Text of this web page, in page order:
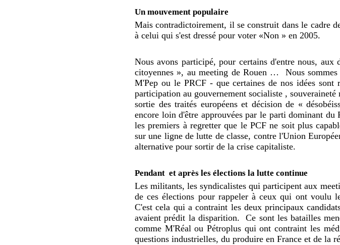
Un mouvement populaire
Mais contradictoirement, il se construit dans le cadre
à celui qui s'est dressé pour voter «Non » en 2005.
Nous avons participé, pour certains d'entre nous, aux
citoyennes », au meeting de Rouen …
Nous
M'Pep ou le PRCF - que certaines de nos idées
participation au gouvernement socialiste ,
sortie des traités européens et décision de «
encore loin d'être approuvées par le parti dominant du
les premiers à regretter que le PCF ne soit plus
sur une ligne de lutte de classe, contre l'Union
alternative pour sortir de la crise capitaliste.
Pendant et après les élections la lutte continue
Les militants, les syndicalistes qui participent aux
de ces élections pour rappeler à ceux qui ont voulu
C'est cela qui a contraint les deux principaux
avaient prédit la disparition.
Ce sont les batailles
comme M'Réal ou Pétroplus qui ont contraint les
questions industrielles, du produire en France et de la